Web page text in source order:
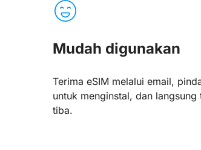
Mudah digunakan
Terima eSIM melalui email,
untuk menginstal, dan langsung
tiba.